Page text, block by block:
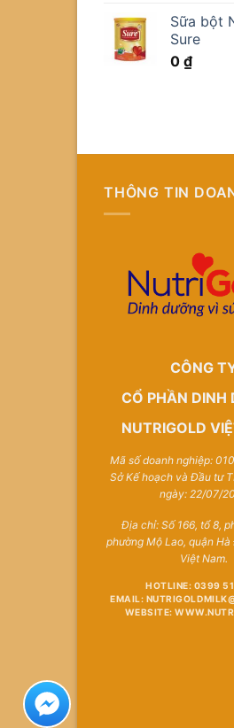
Sữa bột
Sure
0 ₫
THÔNG TIN
CÔNG
CỔ PHẦN DINH
NUTRIGOLD
Mã số doanh nghiệp:
Sở Kế hoạch và Đầu tư
ngày: 22/07/
Địa chỉ: Số 166, tổ 8,
phường Mộ Lao, quận Hà
Việt Nam.
HOTLINE: 0399
EMAIL:
WEBSITE: